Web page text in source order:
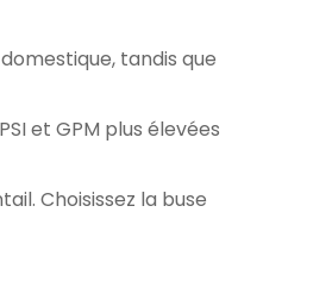
tandis que
et GPM plus élevées
Choisissez la buse